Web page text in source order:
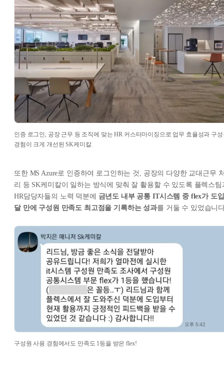
인증 로그인, 공장 근무 등 조직에 맞는 HR 커스터마이징으로 업무 효율성과 구
경험이 크게 개선된 SK케미칼.
또한 MS Azure로 인증하여 로그인하는 것, 공장의 다양한 교대근무
리 등 SK케미칼이 일하는 방식에 맞춰 잘 활용할 수 있도록 플렉스팀
HR담당자들의 노력 덕분에 금년도 내부 공통 IT시스템 중 flex가 도
달 만에 구성원 만족도 최고점을 기록하는 성과를 거둘 수 있었습니
구성원 사용 경험에서도 만족도 1등을 받은 flex!